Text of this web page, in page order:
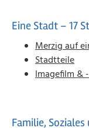
Eine Stadt – 17
Merzig auf
Stadtteile
Imagefilm &
Familie,